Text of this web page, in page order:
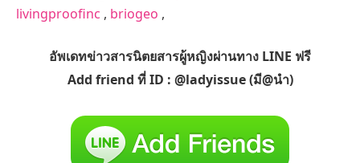
livingproofinc , briogeo ,
อัพเดทข่าวสารนิตยสารผู้หญิงผ่านทาง LINE ฟรี
Add friend ที่ ID : @ladyissue (มี@นำ)